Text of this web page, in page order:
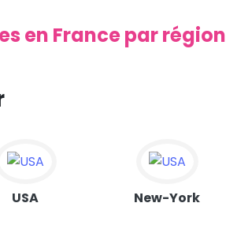
en France par région
USA
New-York